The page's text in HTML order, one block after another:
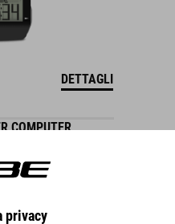
DETTAGLI
COMPUTER